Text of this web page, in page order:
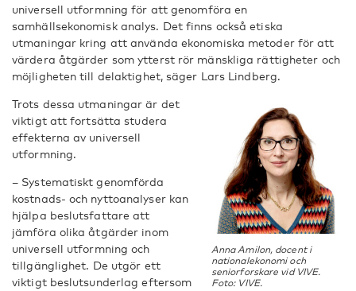
universell utformning för att genomföra en
samhällsekonomisk analys. Det finns också etiska
utmaningar kring att använda ekonomiska metoder för att
värdera åtgärder som ytterst rör mänskliga rättigheter och
möjligheten till delaktighet, säger Lars Lindberg.
Anna Amilon, docent i
nationalekonomi och
seniorforskare vid VIVE.
Foto: VIVE.
Trots dessa utmaningar är det
viktigt att fortsätta studera
effekterna av universell
utformning.
– Systematiskt genomförda
kostnads- och nyttoanalyser kan
hjälpa beslutsfattare att
jämföra olika åtgärder inom
universell utformning och
tillgänglighet. De utgör ett
viktigt beslutsunderlag eftersom